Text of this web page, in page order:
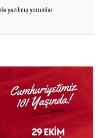
yazılmış yorumlar